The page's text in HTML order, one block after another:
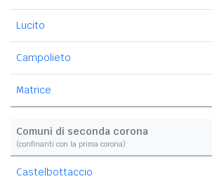
Lucito
Campolieto
Matrice
Comuni di seconda corona
(confinanti con la prima corona)
Castelbottaccio